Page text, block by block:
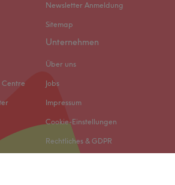
Newsletter Anmeldung
Sitemap
Centre
Unternehmen
Über uns
Jobs
Impressum
Cookie-Einstellungen
Rechtliches & GDPR